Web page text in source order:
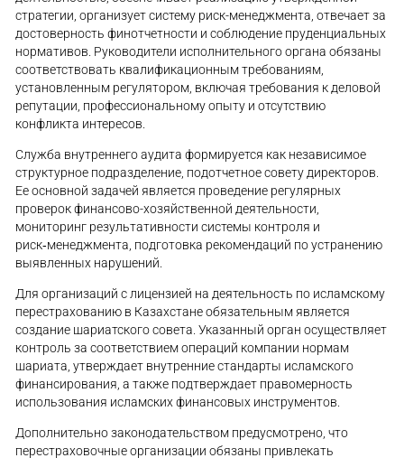
стратегии, организует систему риск-менеджмента, отвечает за
достоверность финотчетности и соблюдение пруденциальных
нормативов. Руководители исполнительного органа обязаны
соответствовать квалификационным требованиям,
установленным регулятором, включая требования к деловой
репутации, профессиональному опыту и отсутствию
конфликта интересов.
Служба внутреннего аудита формируется как независимое
структурное подразделение, подотчетное совету директоров.
Ее основной задачей является проведение регулярных
проверок финансово-хозяйственной деятельности,
мониторинг результативности системы контроля и
риск‑менеджмента, подготовка рекомендаций по устранению
выявленных нарушений.
Для организаций с лицензией на деятельность по исламскому
перестрахованию в Казахстане обязательным является
создание шариатского совета. Указанный орган осуществляет
контроль за соответствием операций компании нормам
шариата, утверждает внутренние стандарты исламского
финансирования, а также подтверждает правомерность
использования исламских финансовых инструментов.
Дополнительно законодательством предусмотрено, что
перестраховочные организации обязаны привлекать